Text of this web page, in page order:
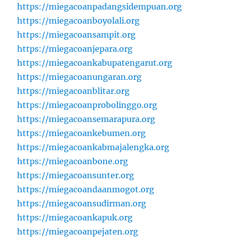
https://miegacoanpadangsidempuan.org
https://miegacoanboyolali.org
https://miegacoansampit.org
https://miegacoanjepara.org
https://miegacoankabupatengarut.org
https://miegacoanungaran.org
https://miegacoanblitar.org
https://miegacoanprobolinggo.org
https://miegacoansemarapura.org
https://miegacoankebumen.org
https://miegacoankabmajalengka.org
https://miegacoanbone.org
https://miegacoansunter.org
https://miegacoandaanmogot.org
https://miegacoansudirman.org
https://miegacoankapuk.org
https://miegacoanpejaten.org